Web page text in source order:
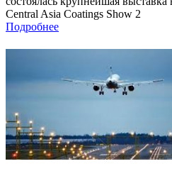
Central Asia Coatings Show 2
Подробнее